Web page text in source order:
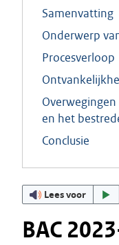
Samenvatting
Onderwerp
Procesverloop
en het
Conclusie
Lees voor
BAC